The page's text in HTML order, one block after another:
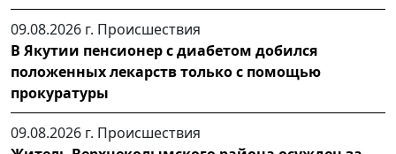
09.08.2026 г. Происшествия
В Якутии пенсионер с диабетом добился
положенных лекарств только с помощью
прокуратуры
09.08.2026 г. Происшествия